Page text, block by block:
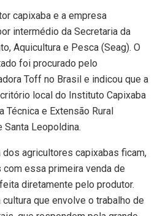
capixaba e a empresa
intermédio da Secretaria da
Aquicultura e Pesca (Seag). O
foi procurado pelo
Toff no Brasil e indicou que a
local do Instituto Capixaba
e Extensão Rural
Santa Leopoldina.
dos agricultores capixabas ficam,
essa primeira venda de
diretamente pelo produtor.
que envolve o trabalho de